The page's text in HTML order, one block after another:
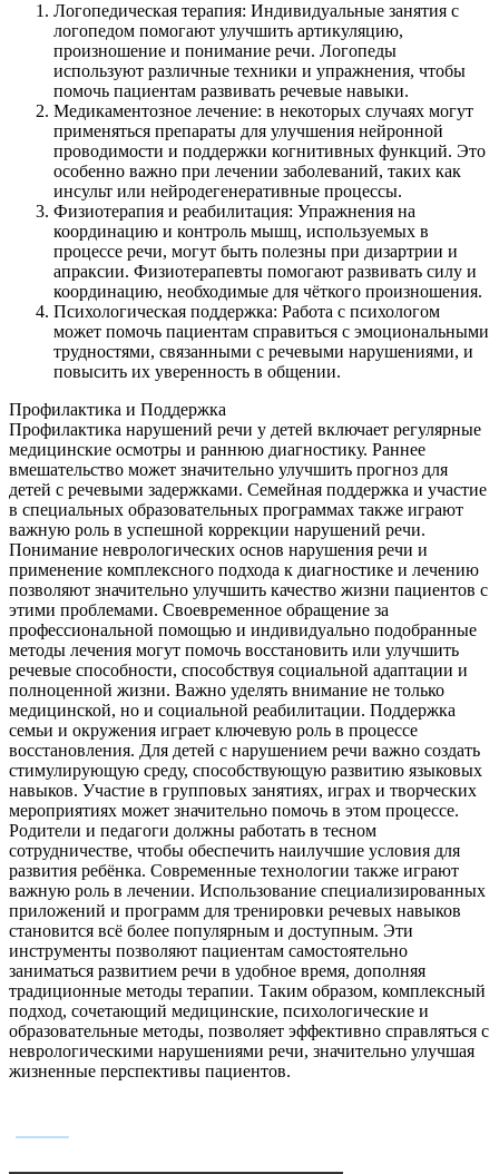
Логопедическая терапия: Индивидуальные занятия с
логопедом помогают улучшить артикуляцию,
произношение и понимание речи. Логопеды
используют различные техники и упражнения, чтобы
помочь пациентам развивать речевые навыки.
Медикаментозное лечение: в некоторых случаях могут
применяться препараты для улучшения нейронной
проводимости и поддержки когнитивных функций. Это
особенно важно при лечении заболеваний, таких как
инсульт или нейродегенеративные процессы.
Физиотерапия и реабилитация: Упражнения на
координацию и контроль мышц, используемых в
процессе речи, могут быть полезны при дизартрии и
апраксии. Физиотерапевты помогают развивать силу и
координацию, необходимые для чёткого произношения.
Психологическая поддержка: Работа с психологом
может помочь пациентам справиться с эмоциональными
трудностями, связанными с речевыми нарушениями, и
повысить их уверенность в общении.
Профилактика и Поддержка
Профилактика нарушений речи у детей включает регулярные
медицинские осмотры и раннюю диагностику. Раннее
вмешательство может значительно улучшить прогноз для
детей с речевыми задержками. Семейная поддержка и участие
в специальных образовательных программах также играют
важную роль в успешной коррекции нарушений речи.
Понимание неврологических основ нарушения речи и
применение комплексного подхода к диагностике и лечению
позволяют значительно улучшить качество жизни пациентов с
этими проблемами. Своевременное обращение за
профессиональной помощью и индивидуально подобранные
методы лечения могут помочь восстановить или улучшить
речевые способности, способствуя социальной адаптации и
полноценной жизни. Важно уделять внимание не только
медицинской, но и социальной реабилитации. Поддержка
семьи и окружения играет ключевую роль в процессе
восстановления. Для детей с нарушением речи важно создать
стимулирующую среду, способствующую развитию языковых
навыков. Участие в групповых занятиях, играх и творческих
мероприятиях может значительно помочь в этом процессе.
Родители и педагоги должны работать в тесном
сотрудничестве, чтобы обеспечить наилучшие условия для
развития ребёнка. Современные технологии также играют
важную роль в лечении. Использование специализированных
приложений и программ для тренировки речевых навыков
становится всё более популярным и доступным. Эти
инструменты позволяют пациентам самостоятельно
заниматься развитием речи в удобное время, дополняя
традиционные методы терапии. Таким образом, комплексный
подход, сочетающий медицинские, психологические и
образовательные методы, позволяет эффективно справляться с
неврологическими нарушениями речи, значительно улучшая
жизненные перспективы пациентов.